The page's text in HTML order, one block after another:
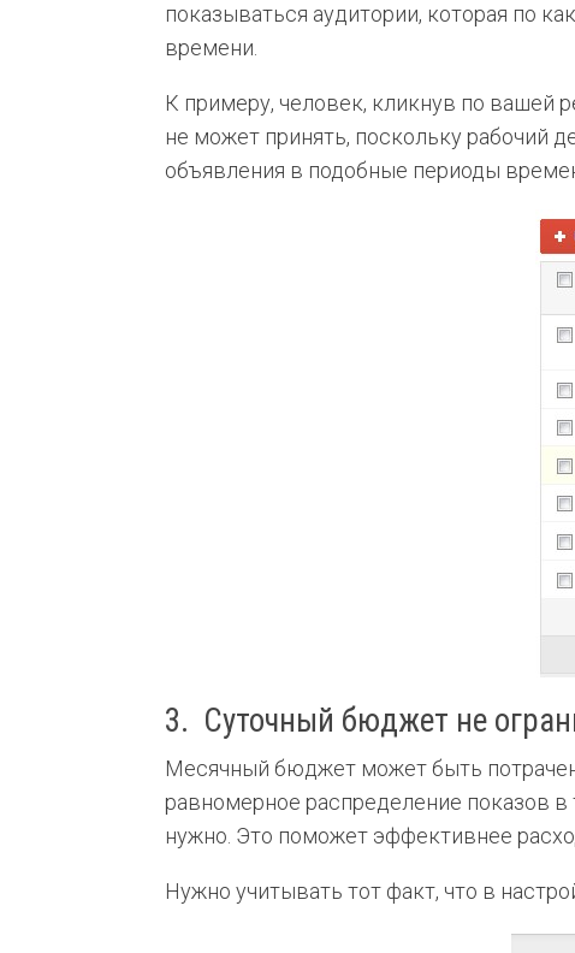
показываться аудитории, которая по
времени.
К примеру, человек, кликнув по вашей
не может принять, поскольку рабочий
объявления в подобные периоды
3. Суточный бюджет не
Месячный бюджет может быть потрачен
равномерное распределение показов в
нужно. Это поможет эффективнее
Нужно учитывать тот факт, что в